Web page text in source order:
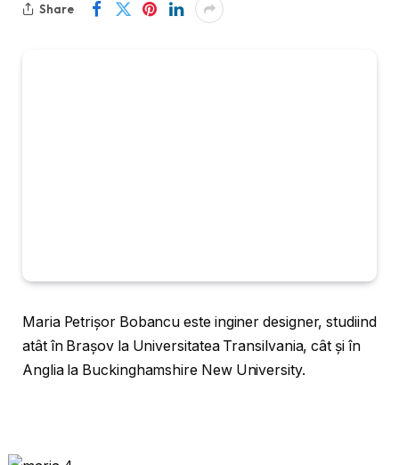
Share
Maria Petrișor Bobancu este inginer designer, studiind
atât în Brașov la Universitatea Transilvania, cât și în
Anglia la Buckinghamshire New University.